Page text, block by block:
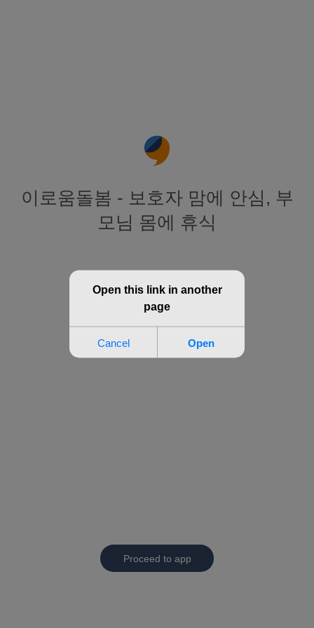
이로움돌봄 - 보호자 맘에 안심, 부
모님 몸에 휴식
Proceed to app